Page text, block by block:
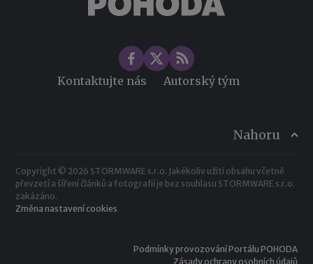
Kontaktujte nás Autorský tým
Nahoru
Copyright © 2026 STORMWARE s.r.o. Jakékoliv užití obsahu včetně
převzetí a šíření článků a fotografií je bez souhlasu STORMWARE s.r.o.
zakázáno.
Změna nastavení cookies
Podmínky provozování Portálu POHODA
Zásady ochrany osobních údajů